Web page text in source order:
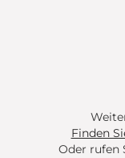
Finden
Oder rufen